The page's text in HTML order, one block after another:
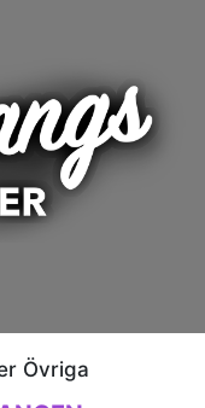
Övriga